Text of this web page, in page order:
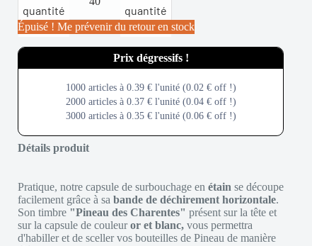
quantité
quantité
Épuisé ! Me prévenir du retour en stock
Get more, Pay less
1000 articles à 0.39 € l'unité (0.02 € off !)
2000 articles à 0.37 € l'unité (0.04 € off !)
3000 articles à 0.35 € l'unité (0.06 € off !)
Détails produit
Pratique, notre capsule de surbouchage en étain se découpe
facilement grâce à sa bande de déchirement horizontale.
Son timbre "Pineau des Charentes" présent sur la tête et
sur la capsule de couleuror et blanc, vous permettra
d'habiller et de sceller vos bouteilles de Pineau de manière